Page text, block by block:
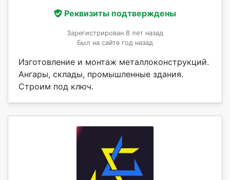
Реквизиты подтверждены
Зарегистрирован 8 лет назад
Был на сайте год назад
Изготовление и монтаж металлоконструкций.
Ангары, склады, промышленные здания.
Строим под ключ.